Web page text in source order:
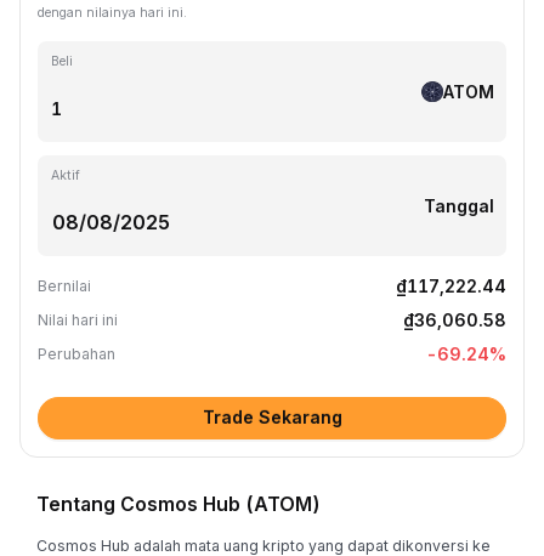
dengan nilainya hari ini.
Beli
ATOM
Aktif
Tanggal
Bernilai ₫117,222.44
Nilai hari ini ₫36,060.58
Perubahan -69.24%
Trade Sekarang
Tentang Cosmos Hub (ATOM)
Cosmos Hub adalah mata uang kripto yang dapat dikonversi ke